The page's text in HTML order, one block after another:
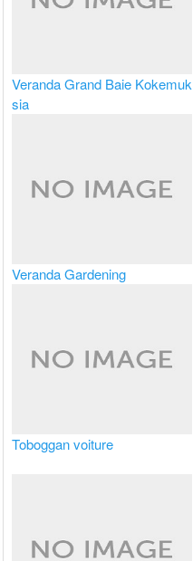
Veranda Grand Baie Kokemuk
sia
Veranda Gardening
Toboggan voiture